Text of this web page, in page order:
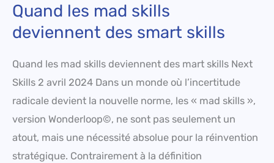
Quand les mad skills
deviennent des smart skills
Quand les mad skills deviennent des mart skills Next
Skills 2 avril 2024 Dans un monde où l’incertitude
radicale devient la nouvelle norme, les « mad skills »,
version Wonderloop©, ne sont pas seulement un
atout, mais une nécessité absolue pour la réinvention
stratégique. Contrairement à la définition